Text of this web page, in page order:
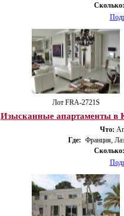
Сколько:
Лот FRA-2721S
Изысканные апартаменты в
Что:
Где: Франция,
Сколько: